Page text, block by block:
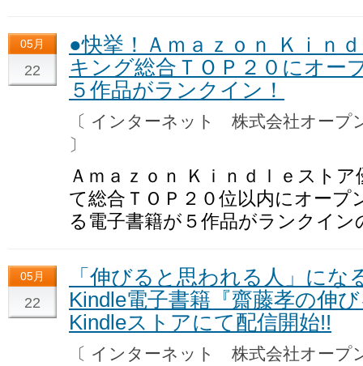
05月
22
●快挙！Ａｍａｚｏｎ Ｋｉｎ
キング総合ＴＯＰ２０にオー
５作品がランクイン！
〔 インターネット 株式会社オー
〕
Ａｍａｚｏｎ Ｋｉｎｄｌｅスト
て総合ＴＯＰ２０位以内にオー
る電子書籍が５作品がランクイン
05月
22
「伸びると思われる人」に
Kindle電子書籍『齋藤孝の伸
Kindleストアにて配信開始!!
〔 インターネット 株式会社オー